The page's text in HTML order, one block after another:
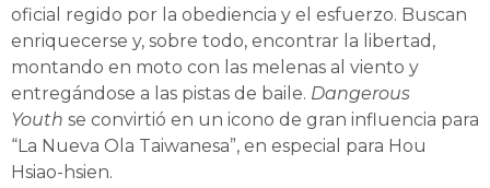
oficial regido por la obediencia y el esfuerzo. Buscan
enriquecerse y, sobre todo, encontrar la libertad,
montando en moto con las melenas al viento y
entregándose a las pistas de baile. Dangerous
Youth se convirtió en un icono de gran influencia para
“La Nueva Ola Taiwanesa”, en especial para Hou
Hsiao-hsien.